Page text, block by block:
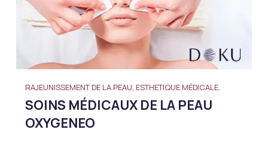
RAJEUNISSEMENT DE LA PEAU, ESTHETIQUE MÉDICALE,
SOINS MÉDICAUX DE LA PEAU
OXYGENEO